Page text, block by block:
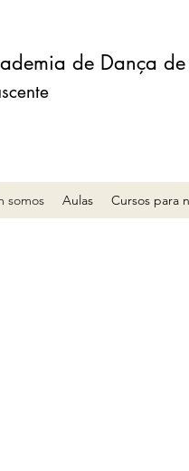
de Dança
somos Aulas Cursos para